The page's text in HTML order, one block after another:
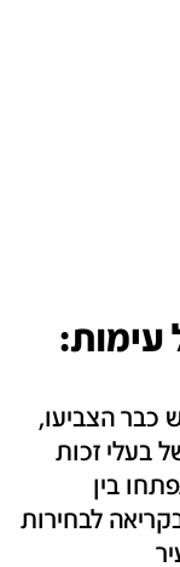
עימות:
כבר הצביעו,
בעלי זכות
בין
לבחירות